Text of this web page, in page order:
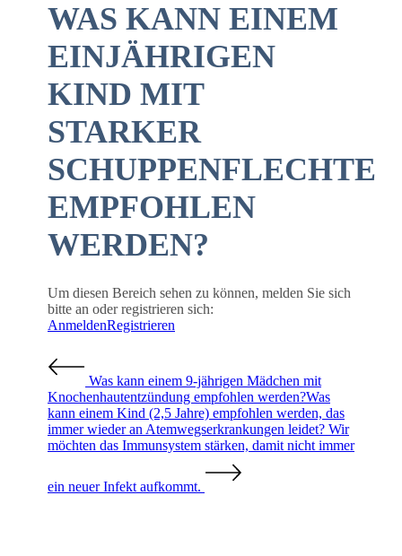
WAS KANN EINEM
EINJÄHRIGEN
KIND MIT
STARKER
SCHUPPENFLECHTE
EMPFOHLEN
WERDEN?
Um diesen Bereich sehen zu können, melden Sie sich
bitte an oder registrieren sich:
AnmeldenRegistrieren
Was kann einem 9-jährigen Mädchen mit
Knochenhautentzündung empfohlen werden?Was
kann einem Kind (2,5 Jahre) empfohlen werden, das
immer wieder an Atemwegserkrankungen leidet? Wir
möchten das Immunsystem stärken, damit nicht immer
ein neuer Infekt aufkommt.